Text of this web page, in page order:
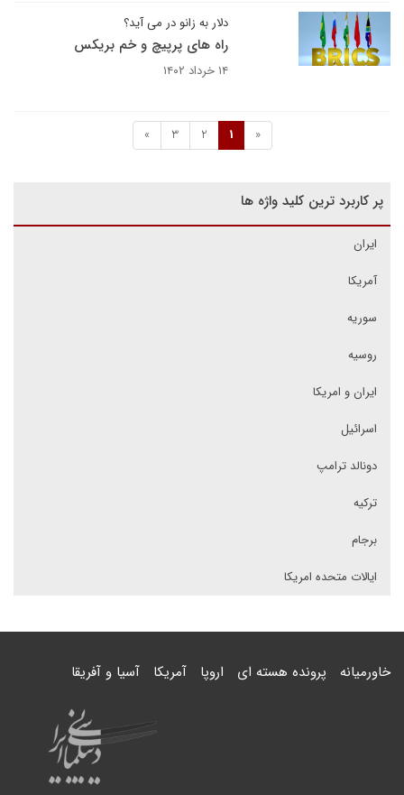
دلار به زانو در می آید؟
راه های پرپیچ و خم بریکس
۱۴ خرداد ۱۴۰۲
«
1
2
3
»
پر کاربرد ترین کلید واژه ها
ایران
آمریکا
سوریه
روسیه
ایران و امریکا
اسرائیل
دونالد ترامپ
ترکیه
برجام
ایالات متحده امریکا
خاورمیانه پرونده هسته ای اروپا آمریکا آسیا و آفریقا